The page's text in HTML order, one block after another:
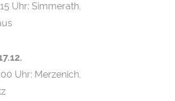
Uhr: Simmerath,
Uhr: Merzenich,